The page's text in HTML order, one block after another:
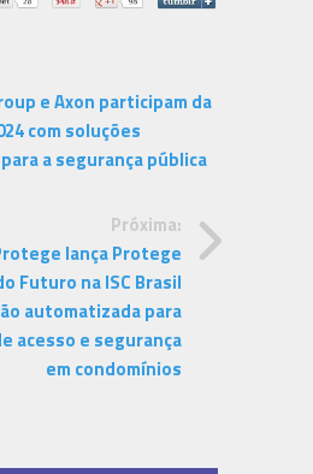
e Axon participam da
com soluções
a segurança pública
Próxima:
lança Protege
Futuro na ISC Brasil
automatizada para
acesso e segurança
em condomínios